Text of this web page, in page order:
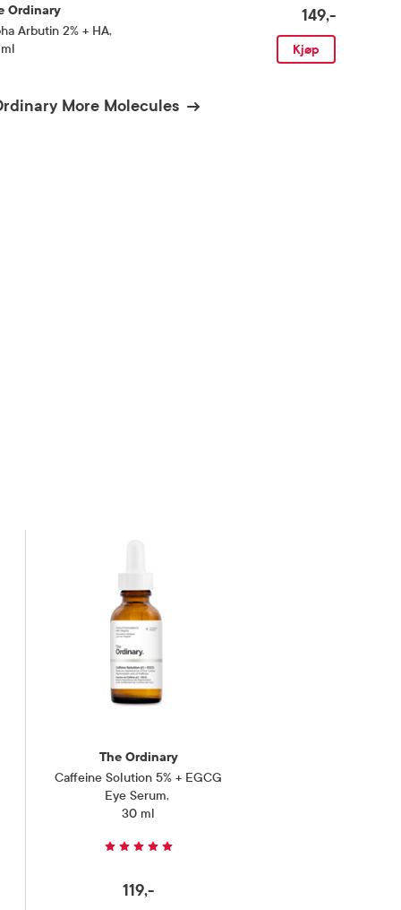
Ordinary
Arbutin 2% + HA,
149,-
Kjøp
More Molecules
The Ordinary
Caffeine Solution 5% + EGCG
Eye Serum,
30 ml
119,-